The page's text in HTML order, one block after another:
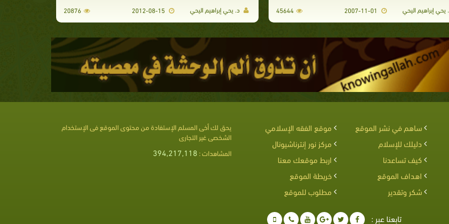
إبراهيم اليحي 45644 د. يحي إبراهيم اليحي 2012-08-15
20876
ساهم في نشر الموقع
موقع الفقه الإسلامي
دليلك للإسلام
مركز نور إنترناشيونال
كيف تساعدنا
اربط موقعك معنا
اهداف الموقع
خريطة الموقع
شكر وتقدير
مطلوب للموقع
يحق لك أخى المسلم الإستفادة من محتوى الموقع فى الإستخدام
الشخصى غير التجارى
المشاهدات : 394,217,118
تابعنا عبر :